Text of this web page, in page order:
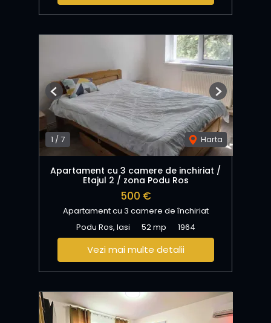
1 / 7 Harta
Previous Next
Apartament cu 3 camere de inchiriat /
Etajul 2 / zona Podu Ros
500 €
Apartament cu 3 camere de închiriat
Podu Ros, Iasi
52 mp 1964
Vezi mai multe detalii